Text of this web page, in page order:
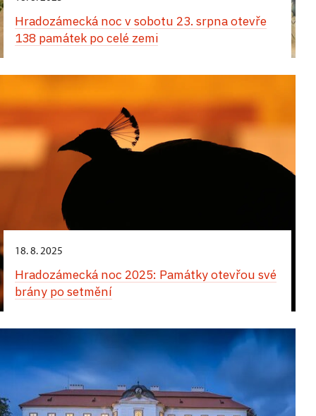
Hradozámecká noc v sobotu 23. srpna otevře
138 památek po celé zemi
18. 8. 2025
Hradozámecká noc 2025: Památky otevřou své
brány po setmění